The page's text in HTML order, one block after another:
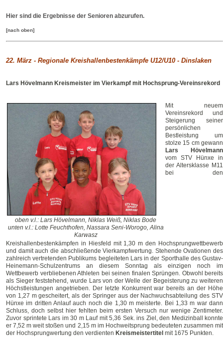
Hier sind die Ergebnisse der Senioren abzurufen.
[nach oben]
22. März - Regionale Kreishallenbestenkämpfe U12/U10 - Dinslaken
Lars Hövelmann Kreismeister im Vierkampf mit Hochsprung-Vereinsrekord
oben v.l.: Lars Hövelmann, Niklas Weiß, Niklas Bode
unten v.l.: Lotte Feuchthofen, Nassara Seni-Worogo, Alina
Karwasz
Mit neuem
Vereinsrekord und
Steigerung seiner
persönlichen
Bestleistung um
stolze 15 cm gewann
Lars Hövelmann
vom STV Hünxe in
der Altersklasse M11
bei den
Kreishallenbestenkämpfen in Hiesfeld mit 1,30 m den Hochsprungwettbewerb
und damit auch die abschließende Vierkampfwertung. Stehende Ovationen des
zahlreich vertretenden Publikums begleiteten Lars in der Sporthalle des Gustav-
Heinemann-Schulzentrums an diesem Sonntag als einzigen noch im
Wettbewerb verbliebenen Athleten bei seinen finalen Sprüngen. Obwohl bereits
als Sieger feststehend, wurde Lars von der Welle der Begeisterung zu weiteren
Höchstleistungen angetrieben. Der letzte Konkurrent war bereits an der Höhe
von 1,27 m gescheitert, als der Springer aus der Nachwuchsabteilung des STV
Hünxe im dritten Anlauf auch noch die 1,30 m meisterte. Bei 1,33 m war dann
Schluss, doch selbst hier fehlten beim ersten Versuch nur wenige Zentimeter.
Zuvor sprintete Lars im 30 m Lauf mit 5,36 Sek. ins Ziel, den Medizinball konnte
er 7,52 m weit stoßen und 2,15 m im Hochweitsprung bedeuteten zusammen mit
der Hochsprungwertung den verdienten Kreismeistertitel mit 1675 Punkten.